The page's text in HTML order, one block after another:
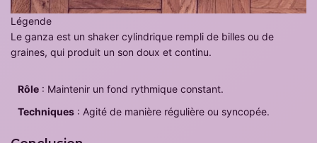
Légende
Le ganza est un shaker cylindrique rempli de billes ou de
graines, qui produit un son doux et continu.
Rôle : Maintenir un fond rythmique constant.
Techniques : Agité de manière régulière ou syncopée.